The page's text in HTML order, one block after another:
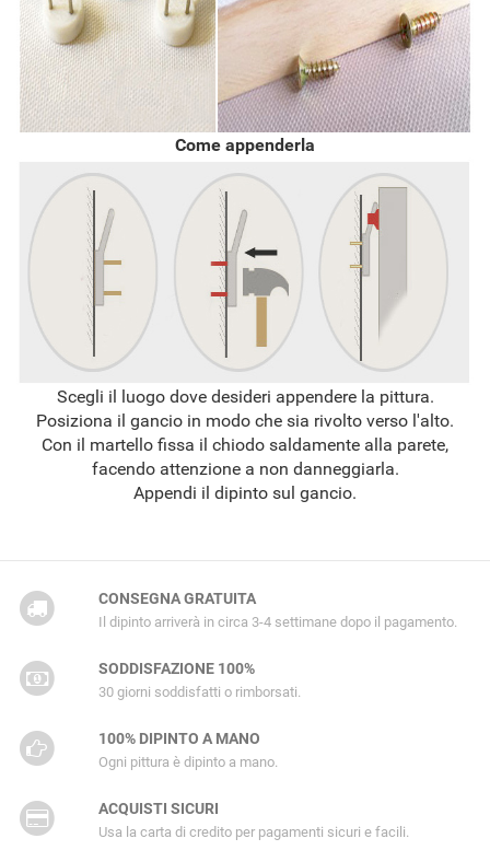
Come appenderla
Scegli il luogo dove desideri appendere la pittura.
Posiziona il gancio in modo che sia rivolto verso l'alto.
Con il martello fissa il chiodo saldamente alla parete,
facendo attenzione a non danneggiarla.
Appendi il dipinto sul gancio.
CONSEGNA GRATUITA
Il dipinto arriverà in circa 3-4 settimane dopo il pagamento.
SODDISFAZIONE 100%
30 giorni soddisfatti o rimborsati.
100% DIPINTO A MANO
Ogni pittura è dipinto a mano.
ACQUISTI SICURI
Usa la carta di credito per pagamenti sicuri e facili.